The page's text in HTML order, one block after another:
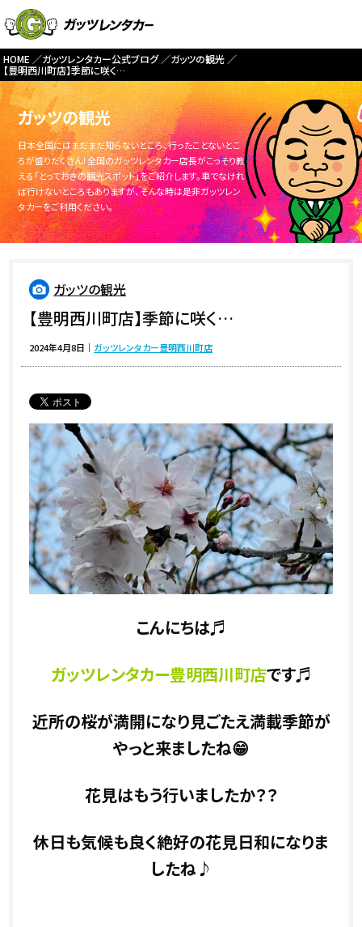
HOME ガッツレンタカー公式ブログ
ガッツの観光
【豊明西川町店】季節に咲く…
ガッツの観光
日本全国にはまだまだ知らないところ、行ったことないとこ
ろが盛りだくさん！全国のガッツレンタカー店長がこっそり教
える「とっておきの観光スポット」をご紹介します。車でなけれ
ば行けないところもありますが、そんな時は是非ガッツレン
タカーをご利用ください。
ガッツの観光
【豊明西川町店】季節に咲く…
2024年4月8日 ｜ガッツレンタカー豊明西川町店
こんにちは♬
ガッツレンタカー豊明西川町店です♬
近所の桜が満開になり見ごたえ満載季節が
やっと来ましたね😁
花見はもう行いましたか？？
休日も気候も良く絶好の花見日和になりま
したね♪